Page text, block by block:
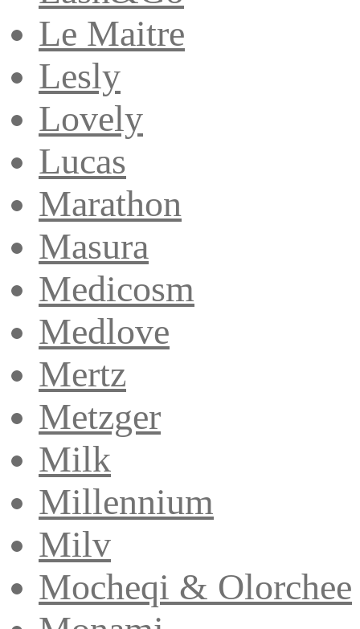
Le Maitre
Lesly
Lovely
Lucas
Marathon
Masura
Medicosm
Medlove
Mertz
Metzger
Milk
Millennium
Milv
Mocheqi & Olorchee